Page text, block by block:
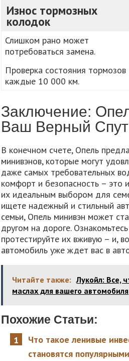
Износ тормозных
колодок
Слишком рано может
потребоваться замена.
Проверка состояния тормозов
каждые 10 000 км.
Заключение:
Ваш Верный
В конечном счете, Опель
минивэнов, которые могут
даже самых требовательных
комфорт и безопасность – это
их идеальным выбором для
ищете надежный и стильный
семьи, Опель минивэн может
другом на дороге.
протестируйте их вживую – и,
автомобиль уже ждет вас в
Читайте также: Лукойл: Все,
маслах для вашего автомобиля
Похожие Статьи:
Что такое ленивые
становятся